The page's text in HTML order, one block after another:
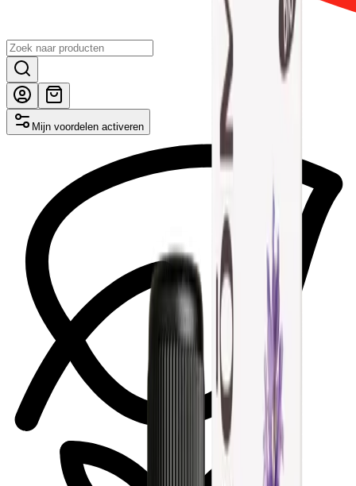
Mijn voordelen activeren